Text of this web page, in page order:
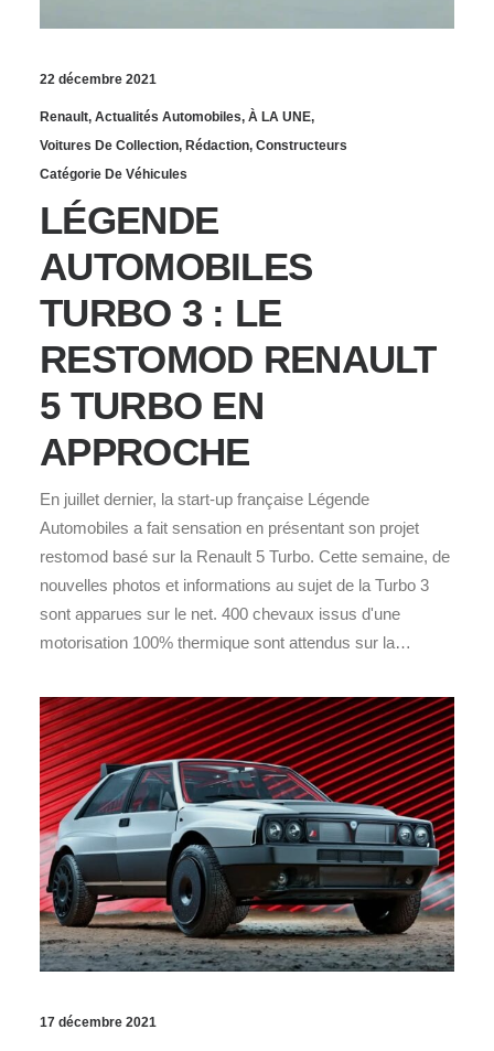
22 décembre 2021
Renault, Actualités Automobiles, À LA UNE,
Voitures De Collection, Rédaction, Constructeurs
Catégorie De Véhicules
LÉGENDE
AUTOMOBILES
TURBO 3 : LE
RESTOMOD RENAULT
5 TURBO EN
APPROCHE
En juillet dernier, la start-up française Légende
Automobiles a fait sensation en présentant son projet
restomod basé sur la Renault 5 Turbo. Cette semaine, de
nouvelles photos et informations au sujet de la Turbo 3
sont apparues sur le net. 400 chevaux issus d'une
motorisation 100% thermique sont attendus sur la…
17 décembre 2021